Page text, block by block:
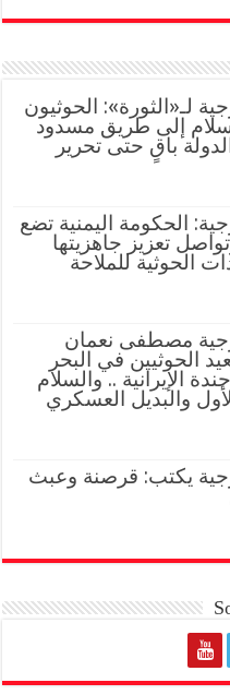
لـ«الثورة»: الحوثيون
إلى طريق مسدود
باقٍ حتى تحرير
الحكومة اليمنية تضع
تعزيز جاهزيتها
الحوثية للملاحة
مصطفى نعمان
الحوثيين في البحر
الإيرانية .. والسلام
والبديل العسكري
يكتب: قرصنة وعبث